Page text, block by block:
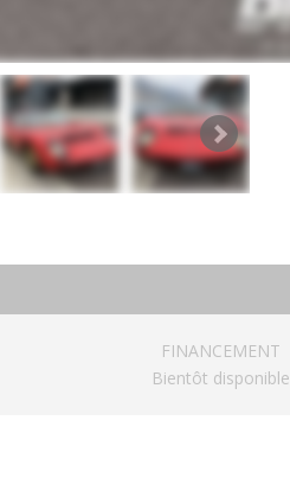
FINANCEMENT
Bientôt disponible